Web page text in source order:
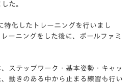
た。
特化したトレーニングを行いまし
ーニングをした後に、 ボールファミ
ステップワーク・基本姿勢・ キャッ
動きのある中から止まる練習も行い